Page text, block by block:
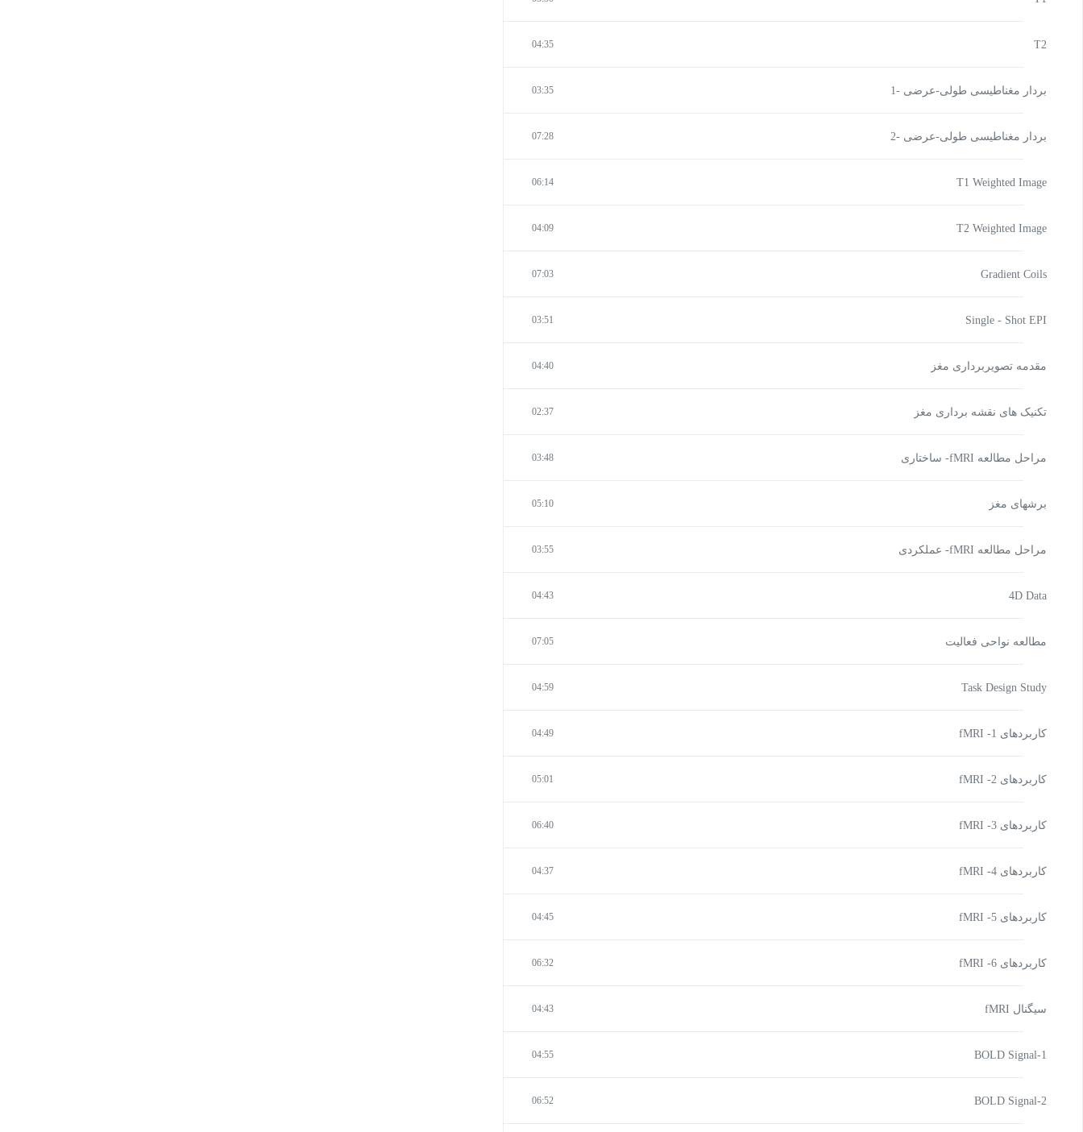
04:35
بردار مغناطیسی طولی-عرضی -1 03:35
بردار مغناطیسی طولی-عرضی -2 07:28
06:14
04:09
07:03
03:51
مقدمه تصویربرداری مغز 04:40
تکنیک های نقشه برداری مغز 02:37
مراحل مطالعه fMRI- ساختاری 03:48
برشهای مغز 05:10
مراحل مطالعه fMRI- عملکردی 03:55
04:43
مطالعه نواحی فعالیت 07:05
04:59
کاربردهای fMRI -1 04:49
کاربردهای fMRI -2 05:01
کاربردهای fMRI -3 06:40
کاربردهای fMRI -4 04:37
کاربردهای fMRI -5 04:45
کاربردهای fMRI -6 06:32
سیگنال fMRI 04:43
04:55
06:52